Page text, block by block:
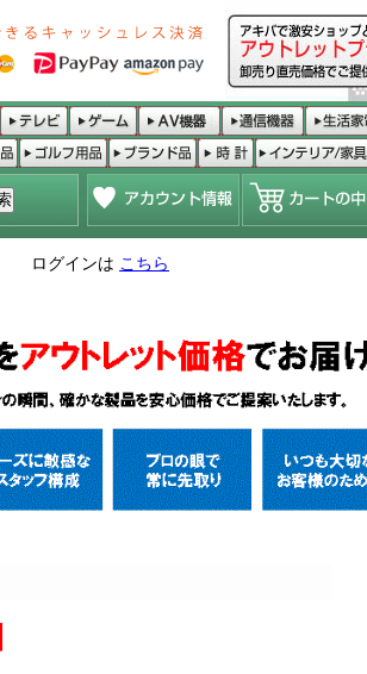
ログインは こちら